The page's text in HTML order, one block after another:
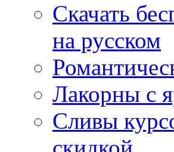
Скачать
на русском
Лакорны с
Сливы